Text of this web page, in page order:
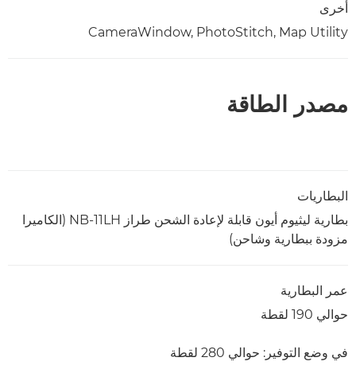
أخرى
CameraWindow, PhotoStitch, Map Utility
مصدر الطاقة
البطاريات
بطارية ليثيوم أيون قابلة لإعادة الشحن طراز NB-11LH (الكاميرا
مزودة ببطارية وشاحن)
عمر البطارية
حوالي 190 لقطة
في وضع التوفير: حوالي 280 لقطة